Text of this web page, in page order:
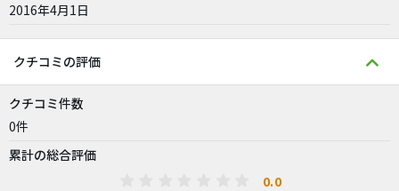
2016年4月1日
クチコミの評価
クチコミ件数
0件
累計の総合評価
0.0